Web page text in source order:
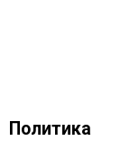
Политика